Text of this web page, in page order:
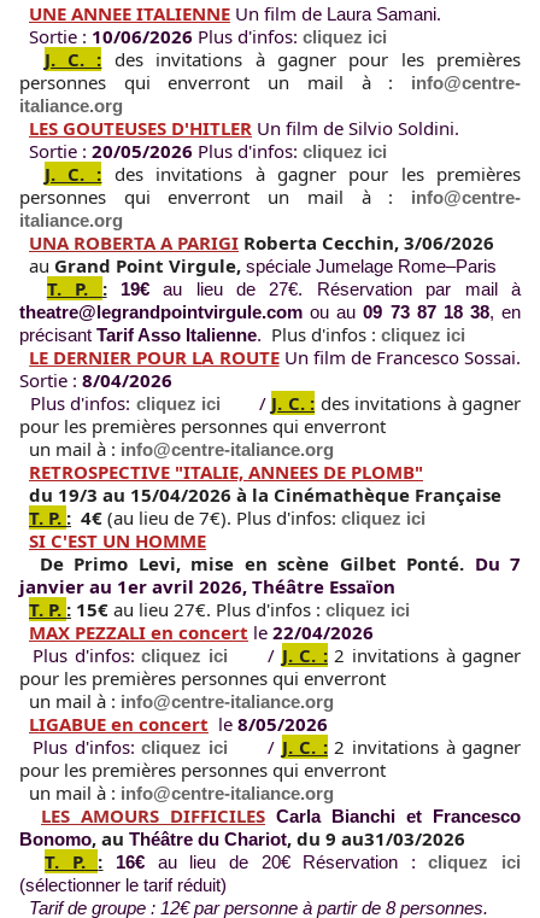
UNE ANNEE ITALIENNE Un film de Laura Samani.
  Sortie :
10/06/2026 Plus d'infos: cliquez ici
J. C. : des invitations à gagner pour les premières
personnes qui enverront un mail à :
info@centre-
italiance.org
LES GOUTEUSES D'HITLER Un film de Silvio Soldini.
  Sortie :
20/05/2026 Plus d'infos: cliquez ici
J. C. : des invitations à gagner pour les premières
personnes qui enverront un mail à :
info@centre-
italiance.org
UNA ROBERTA A PARIGI Roberta Cecchin, 3/06/2026
au Grand Point Virgule, spéciale Jumelage Rome–Paris
T. P. : 19€
theatre@legrandpointvirgule.com ou au 09 73 87 18 38, en
précisant Tarif Asso Italienne. Plus d'infos : cliquez ici
LE DERNIER POUR LA ROUTE Un film de Francesco Sossai.
Sortie : 8/04/2026
Plus d'infos: cliquez ici / J. C. : des invitations à gagner
pour les premières personnes qui enverront
  un mail à :
info@centre-italiance.org
RETROSPECTIVE "ITALIE, ANNEES DE PLOMB"
du 19/3 au 15/04/2026 à la Cinémathèque Française
T. P. : 4€ (au lieu de 7€). Plus d'infos: cliquez ici
SI C'EST UN HOMME
De Primo Levi, mise en scène Gilbet Ponté. Du 7
janvier au 1er avril 2026, Théâtre Essaïon​
T. P. : 15€ au lieu 27€. Plus d'infos : cliquez ici
MAX PEZZALI en concert le 22/04/2026
  Plus d'infos:
cliquez ici / J. C. : 2 invitations à gagner
pour les premières personnes qui enverront
  un mail à :
info@centre-italiance.org
LIGABUE en concert le 8/05/2026
  Plus d'infos:
cliquez ici / J. C. : 2 invitations à gagner
pour les premières personnes qui enverront
  un mail à :
info@centre-italiance.org
LES AMOURS DIFFICILES Carla Bianchi et Francesco
Bonomo, au Théâtre du Chariot, du 9 au31/03/2026
T. P. : 16€ au lieu de 20€ Réservation : cliquez ici
(sélectionner le tarif réduit)
Tarif de groupe : 12€ par personne à partir de 8 personnes.